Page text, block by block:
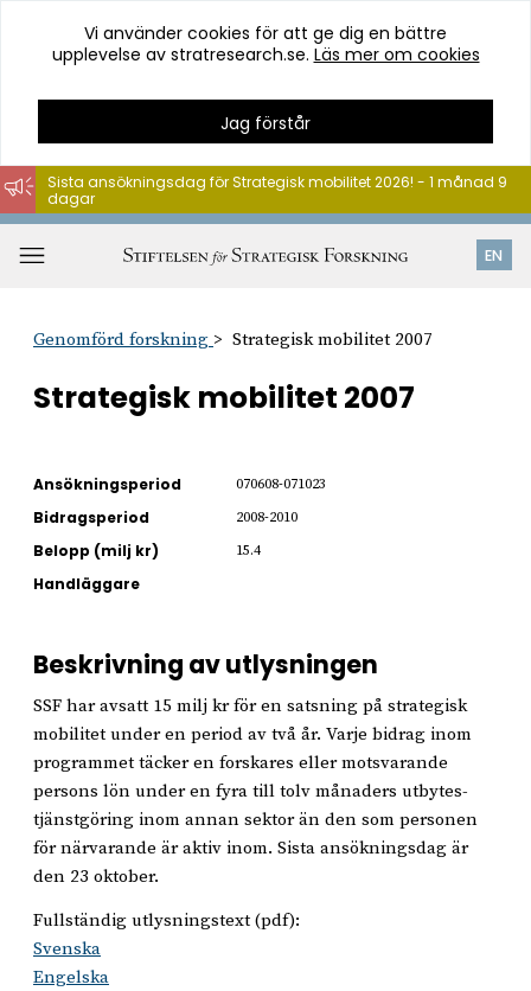
Hoppa
till
innehåll
Vi använder cookies för att ge dig en bättre
upplevelse av stratresearch.se. Läs mer om cookies
Jag förstår
EN
Sista ansökningsdag för Strategisk mobilitet 2026! - 1 månad 9
dagar
Genomförd forskning Strategisk mobilitet 2007
Strategisk mobilitet 2007
Ansökningsperiod 070608-071023
Bidragsperiod 2008-2010
Belopp (milj kr) 15.4
Handläggare
Beskrivning av utlysningen
SSF har avsatt 15 milj kr för en satsning på strategisk
mobilitet under en period av två år. Varje bidrag inom
programmet täcker en forskares eller motsvarande
persons lön under en fyra till tolv månaders utbytes-
tjänstgöring inom annan sektor än den som personen
för närvarande är aktiv inom. Sista ansökningsdag är
den 23 oktober.
Fullständig utlysningstext (pdf):
Svenska
Engelska